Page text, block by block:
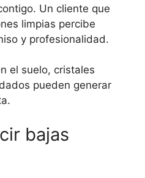
Un cliente que
limpias percibe
y profesionalidad.
el suelo, cristales
pueden generar
bajas